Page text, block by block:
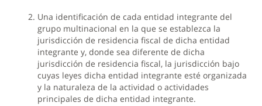
Una identificación de cada entidad integrante del
grupo multinacional en la que se establezca la
jurisdicción de residencia fiscal de dicha entidad
integrante y, donde sea diferente de dicha
jurisdicción de residencia fiscal, la jurisdicción bajo
cuyas leyes dicha entidad integrante esté organizada
y la naturaleza de la actividad o actividades
principales de dicha entidad integrante.